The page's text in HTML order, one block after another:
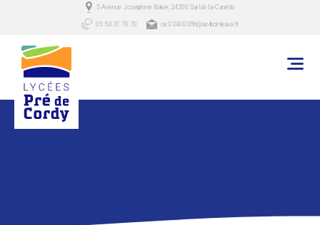
5 Avenue Joséphine Baker, 24200 Sarlat-la-Canéda
05 53 31 70 70 ce.0240035h@ac-bordeaux.fr